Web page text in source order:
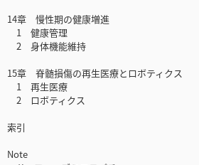
14章 慢性期の健康増進
1 健康管理
2 身体機能維持
15章 脊髄損傷の再生医療とロボティクス
1 再生医療
2 ロボティクス
索引
Note